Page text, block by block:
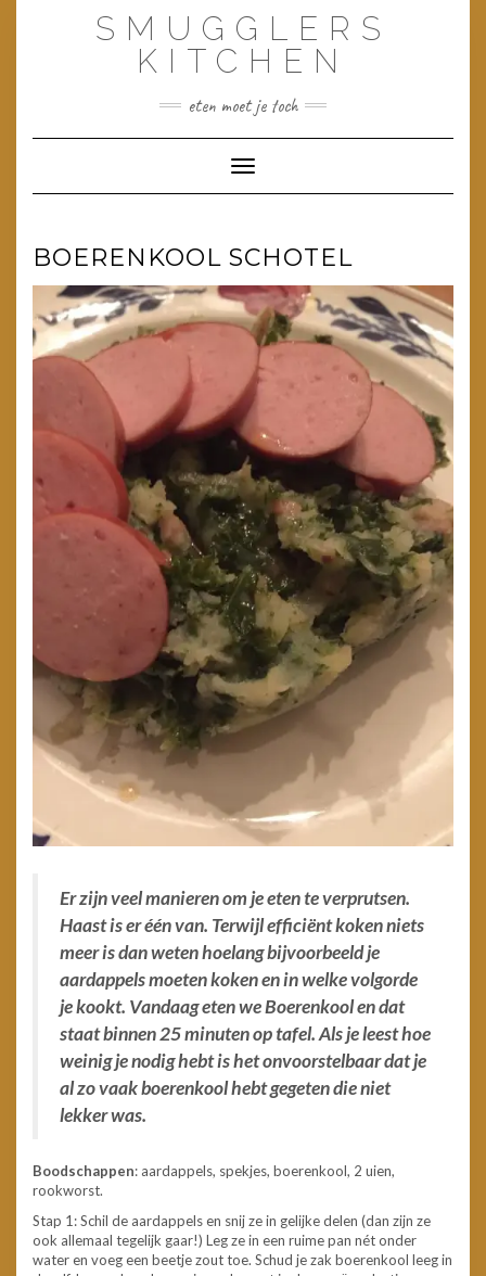
SMUGGLERS
KITCHEN
eten moet je toch
Toggle navigatie
BOERENKOOL SCHOTEL
Er zijn veel manieren om je eten te verprutsen.
Haast is er één van. Terwijl efficiënt koken niets
meer is dan weten hoelang bijvoorbeeld je
aardappels moeten koken en in welke volgorde
je kookt. Vandaag eten we Boerenkool en dat
staat binnen 25 minuten op tafel. Als je leest hoe
weinig je nodig hebt is het onvoorstelbaar dat je
al zo vaak boerenkool hebt gegeten die niet
lekker was.
Boodschappen: aardappels, spekjes, boerenkool, 2 uien,
rookworst.
Stap 1: Schil de aardappels en snij ze in gelijke delen (dan zijn ze
ook allemaal tegelijk gaar!) Leg ze in een ruime pan nét onder
water en voeg een beetje zout toe. Schud je zak boerenkool leeg in